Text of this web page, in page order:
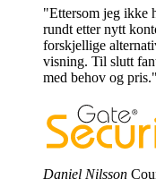
"Ettersom jeg ikke
rundt etter nytt
forskjellige
visning. Til slutt
med behov og pris."
Daniel Nilsson